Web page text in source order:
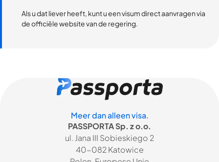
Als u dat liever heeft, kunt u een visum direct aanvragen via
de officiële website van de regering.
Meer dan alleen visa.
PASSPORTA Sp. z o.o.
ul. Jana III Sobieskiego 2
40-082 Katowice